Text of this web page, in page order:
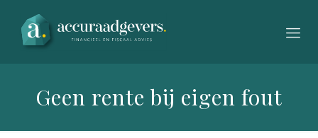
Geen rente bij eigen fout